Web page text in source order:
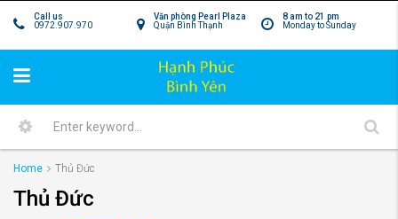
8 am to 21 pm
Monday to Sunday
Văn phòng Pearl Plaza
Quận Bình Thạnh
Call us
0972.907.970
Home Thủ Đức
Thủ Đức